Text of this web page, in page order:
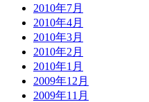
2010年7月
2010年4月
2010年3月
2010年2月
2010年1月
2009年12月
2009年11月